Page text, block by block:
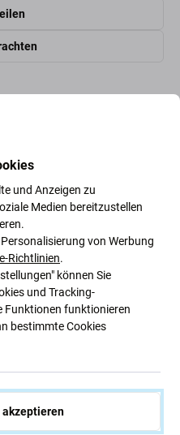
FixPremium
FixPremium FullCover
5G
AUF LAGER 10+
Stk
und Anzeigen zu
Medien bereitzustellen
von Werbung
Richtlinien.
können Sie
und Tracking-
Funktionen funktionieren
bestimmte Cookies